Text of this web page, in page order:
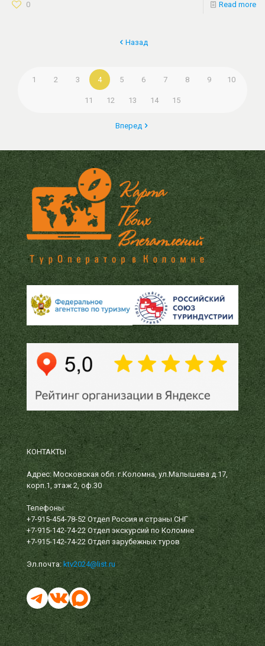
0 Read more
Назад
1 2 3 4 5 6 7 8 9 10
11 12 13 14 15
Вперед
КОНТАКТЫ
Адрес: Московская обл. г.Коломна, ул.Малышева д.17,
корп.1, этаж 2, оф.30
Телефоны:
+7-915-454-78-52 Отдел Россия и страны СНГ
+7-915-142-74-22Отдел экскурсий по Коломне
+7-915-142-74-22 Отдел зарубежных туров
Эл.почта: ktv2024@list.ru
Telegram
ВКонтакте
Значок Поделиться